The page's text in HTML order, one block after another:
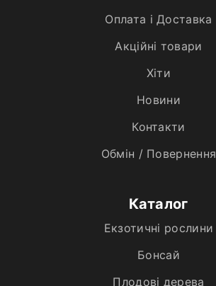
Оплата і Доставка
Акційні товари
Хiти
Новини
Контакти
Обмін / Повернення
Каталог
Екзотичні рослини
Бонсай
Плодові дерева